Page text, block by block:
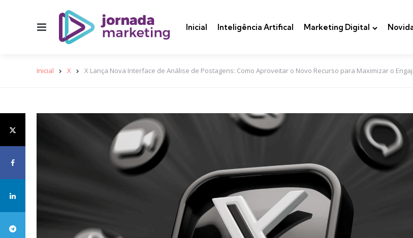
Inicial Inteligência Artifical Marketing Digital
Inicial X X Lança Nova Interface de Análise de Postagens: Como Aproveitar o Novo Recurso para Maximizar o